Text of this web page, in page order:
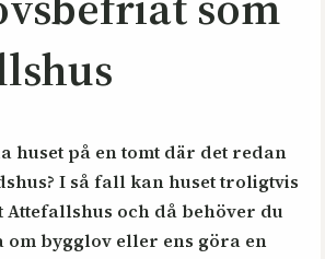
huset på en tomt där det redan
I så fall kan huset troligtvis
Attefallshus och då behöver du
om bygglov eller ens göra en